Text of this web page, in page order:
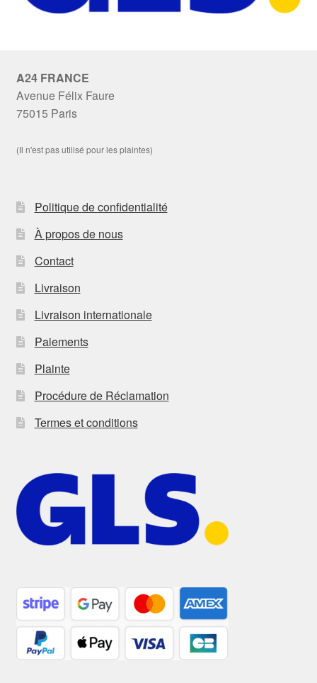
A24 FRANCE
Avenue Félix Faure
75015 Paris
(Il n'est pas utilisé pour les plaintes)
Politique de confidentialité
À propos de nous
Contact
Livraison
Livraison internationale
Paiements
Plainte
Procédure de Réclamation
Termes et conditions